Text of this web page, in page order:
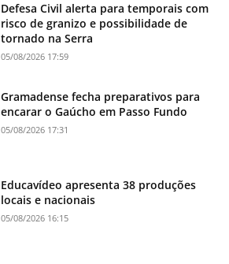
Defesa Civil alerta para temporais com
risco de granizo e possibilidade de
tornado na Serra
05/08/2026 17:59
Gramadense fecha preparativos para
encarar o Gaúcho em Passo Fundo
05/08/2026 17:31
Educavídeo apresenta 38 produções
locais e nacionais
05/08/2026 16:15